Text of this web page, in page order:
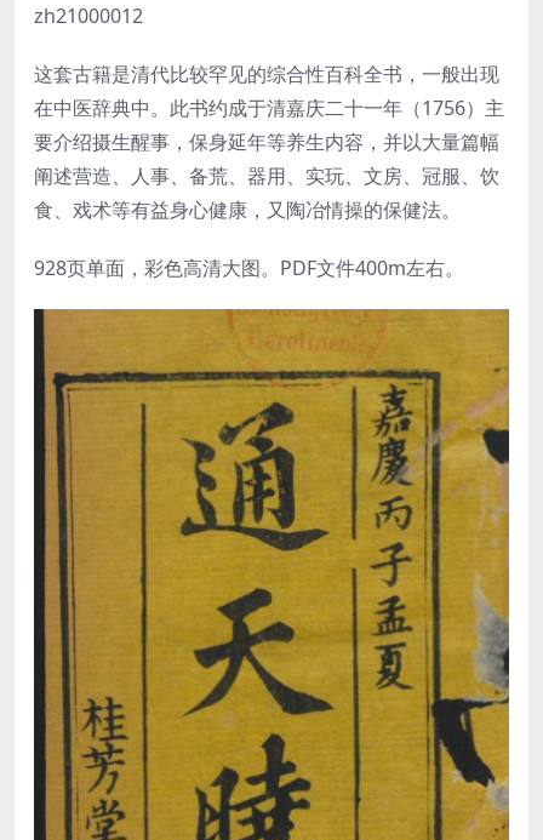
zh21000012
这套古籍是清代比较罕见的综合性百科全书，一般出现
在中医辞典中。此书约成于清嘉庆二十一年（1756）主
要介绍摄生醒事，保身延年等养生内容，并以大量篇幅
阐述营造、人事、备荒、器用、实玩、文房、冠服、饮
食、戏术等有益身心健康，又陶冶情操的保健法。
928页单面，彩色高清大图。PDF文件400m左右。